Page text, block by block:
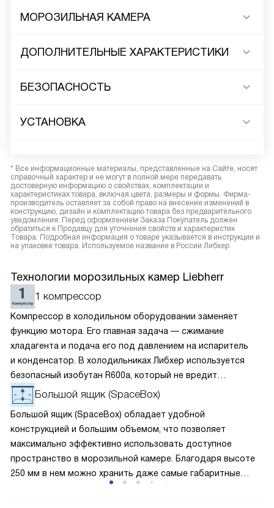
МОРОЗИЛЬНАЯ КАМЕРА
ДОПОЛНИТЕЛЬНЫЕ ХАРАКТЕРИСТИКИ
БЕЗОПАСНОСТЬ
УСТАНОВКА
* Все информационные материалы, представленные на Сайте, носят
справочный характер и не могут в полной мере передавать
достоверную информацию о свойствах, комплектации и
характеристиках товара, включая цвета, размеры и формы. Фирма-
производитель оставляет за собой право на внесение изменений в
конструкцию, дизайн и комплектацию товара без предварительного
уведомления. Перед оформлением Заказа Покупатель должен
обратиться к Продавцу для уточнения свойств и характеристик
Товара. Подробная информация о товаре указывается в инструкции и
на упаковке товара. Используемое название в России Либхер
Технологии морозильных камер Liebherr
1 компрессор
Компрессор в холодильном оборудовании заменяет
функцию мотора. Его главная задача — сжимание
хладагента и подача его под давлением на испаритель
и конденсатор. В холодильниках Либхер используется
безопасный изобутан R600a, который не вредит
окружающей среде. Компрессор перегоняет его
по охладительному контуру по принципу насоса. Чем
лучше работает «мотор» прибора, тем качественнее
и быстрее происходит охлаждение, затрачивается
меньше электроэнергии.
Большой ящик (SpaceBox)
Большой ящик (SpaceBox) обладает удобной
конструкцией и большим объемом, что позволяет
максимально эффективно использовать доступное
пространство в морозильной камере. Благодаря высоте
250 мм в нем можно хранить даже самые габаритные